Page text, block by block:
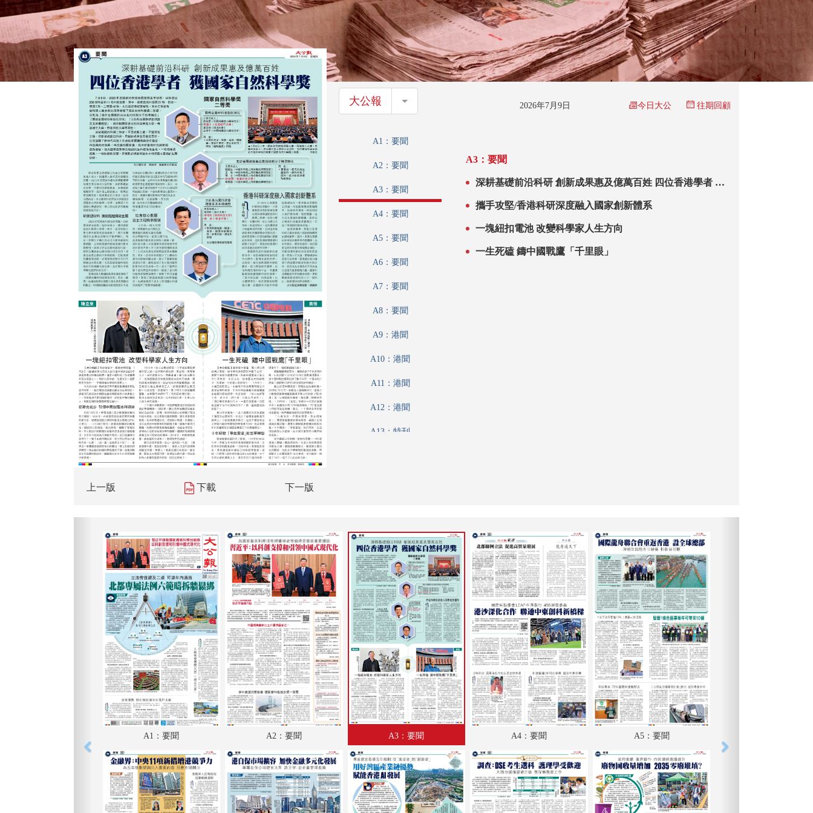
上一版 下載 下一版
大公報 大公報 2026年7月9日 今日大公 往期回顧
A1：要聞
A2：要聞
A3：要聞
A4：要聞
A5：要聞
A6：要聞
A7：要聞
A8：要聞
A9：港聞
A10：港聞
A11：港聞
A12：港聞
A13：特刊
A18：內地
A19：兩岸
A20：文化
A21：經濟
A22：體育
A23：國際
A24：國際
B1：體育
B2：大公園
B3：小公園
B4：經濟
A3：要聞
深耕基礎前沿科研 創新成果惠及億萬百姓 四位香港學者 獲
攜手攻堅/香港科研深度融入國家創新體系
一塊紐扣電池 改變科學家人生方向
一生死磕 鑄中國戰鷹「千里眼」
A1：要聞 A2：要聞 A3：要聞 A4：要聞 A5：要聞